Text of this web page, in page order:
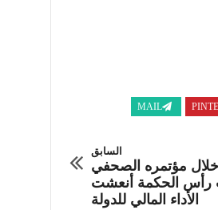
MAIL
السابق
خلال مؤتمره الصحفي
رأس الحكمة أنعشت
الأداء المالي للدولة